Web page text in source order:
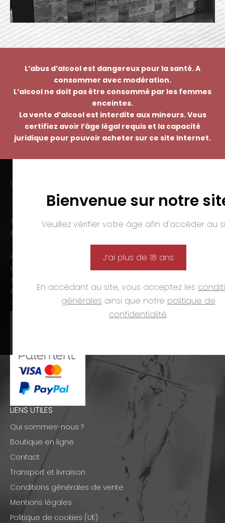
L’abus d’alcool est dangereux pour la santé. A
consommer avec modération.
L’alcool ne doit pas être consommé par les femmes
enceintes.
La vente d’alcool est interdite aux mineurs. Vous
certifiez avoir l’âge légal requis et la capacité
juridique pour pouvoir acheter sur ce site Internet.
Bienvenue sur notre
Veuillez vérifier votre âge afin d'accéder au
J’ai plus de 18 ans
En accédant au site, vous acceptez les
générales ainsi que notre politique de
confidentialité.
EMMANUEL NASTI
7 avenue Pierre Pflimlin – ZAC Espale
Tél. :
03 89 46 50 35
Mail :
Horaires d’ouverture :
Lun-ven. :
09h00-12h00 et 14h00-19h00
Sam. :
Dim. et jours fériés :fermé
PAIEMENTS
LIENS UTILES
Qui sommes-nous ?
Boutique en ligne
Contact
Transport et livraison
Conditions générales de vente
Mentions légales
Politique de cookies (UE)